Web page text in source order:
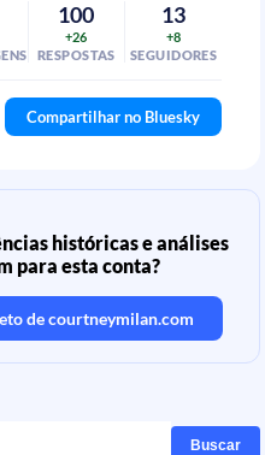
100
+26
RESPOSTAS
13
+8
SEGUIDORES
Compartilhar no Bluesky
históricas e análises
para esta conta?
decourtneymilan.com
Buscar